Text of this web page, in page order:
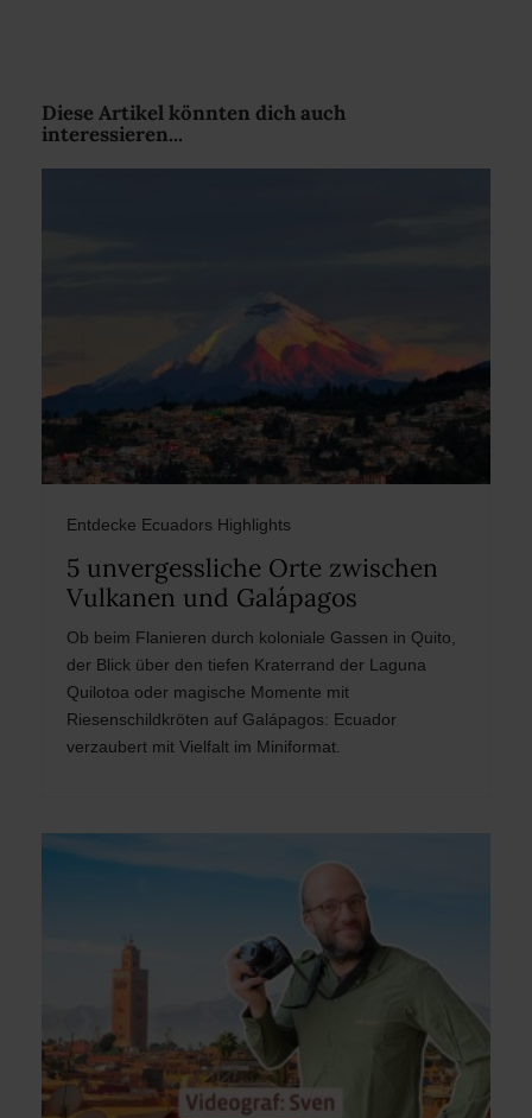
Diese Artikel könnten dich auch
interessieren...
Entdecke Ecuadors Highlights
5 unvergessliche Orte zwischen
Vulkanen und Galápagos
Ob beim Flanieren durch koloniale Gassen in Quito,
der Blick über den tiefen Kraterrand der Laguna
Quilotoa oder magische Momente mit
Riesenschildkröten auf Galápagos: Ecuador
verzaubert mit Vielfalt im Miniformat.